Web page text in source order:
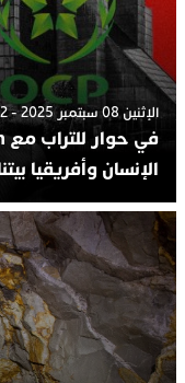
الإثنين 08 سبتمبر 2025 - 9:42
الإنسان وأفريقيا